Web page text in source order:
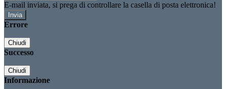
E-mail inviata, si prega di controllare la casella di posta elettronica!
Errore
Chiudi
Successo
Chiudi
Informazione